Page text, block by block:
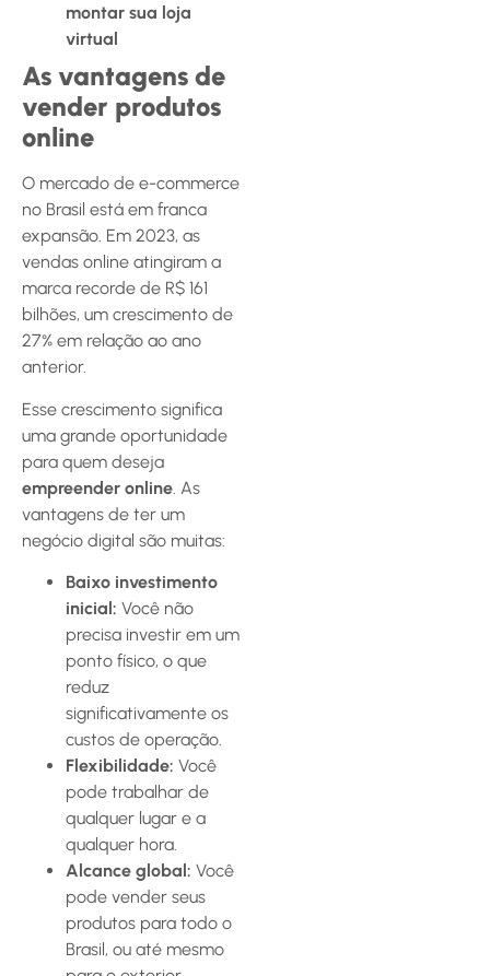
montar sua loja
virtual
As vantagens de
vender produtos
online
O mercado de e-commerce
no Brasil está em franca
expansão. Em 2023, as
vendas online atingiram a
marca recorde de R$ 161
bilhões, um crescimento de
27% em relação ao ano
anterior.
Esse crescimento significa
uma grande oportunidade
para quem deseja
empreender online . As
vantagens de ter um
negócio digital são muitas:
Baixo investimento
inicial: Você não
precisa investir em um
ponto físico, o que
reduz
significativamente os
custos de operação.
Flexibilidade: Você
pode trabalhar de
qualquer lugar e a
qualquer hora.
Alcance global: Você
pode vender seus
produtos para todo o
Brasil, ou até mesmo